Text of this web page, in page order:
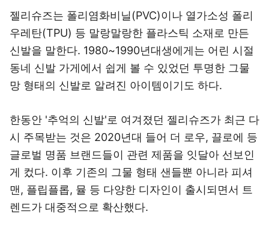
젤리슈즈는 폴리염화비닐(PVC)이나 열가소성 폴리
우레탄(TPU) 등 말랑말랑한 플라스틱 소재로 만든
신발을 말한다. 1980~1990년대생에게는 어린 시절
동네 신발 가게에서 쉽게 볼 수 있었던 투명한 그물
망 형태의 신발로 알려진 아이템이기도 하다.
한동안 '추억의 신발'로 여겨졌던 젤리슈즈가 최근 다
시 주목받는 것은 2020년대 들어 더 로우, 끌로에 등
글로벌 명품 브랜드들이 관련 제품을 잇달아 선보인
게 컸다. 이후 기존의 그물 형태 샌들뿐 아니라 피셔
맨, 플립플롭, 뮬 등 다양한 디자인이 출시되면서 트
렌드가 대중적으로 확산했다.